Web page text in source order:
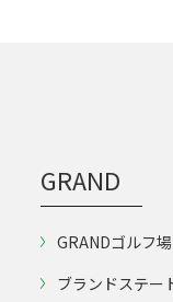
GRAND
GRANDゴルフ
ブランドステー